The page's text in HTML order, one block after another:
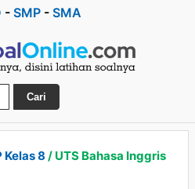
- SMP - SMA
Cari
Kelas 8 / UTS Bahasa Inggris